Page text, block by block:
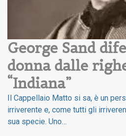
George Sand
donna dalle
“Indiana”
Il Cappellaio Matto si sa, è un
irriverente e, come tutti gli
sua specie. Uno…